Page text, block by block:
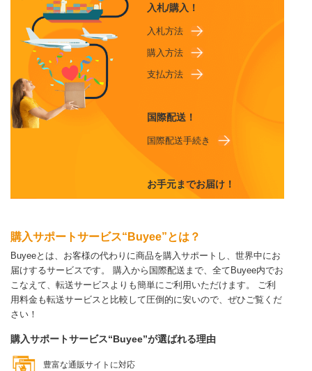
入札/購入！
入札方法
購入方法
支払方法
国際配送！
国際配送手続き
お手元までお届け！
購入サポートサービス“Buyee”とは？
Buyeeとは、お客様の代わりに商品を購入サポートし、世界中にお
届けするサービスです。
購入から国際配送まで、全てBuyee内でお
こなえて、転送サービスよりも簡単にご利用いただけます。
ご利
用料金も転送サービスと比較して圧倒的に安いので、ぜひご覧くだ
さい！
購入サポートサービス“Buyee”が選ばれる理由
豊富な通販サイトに対応